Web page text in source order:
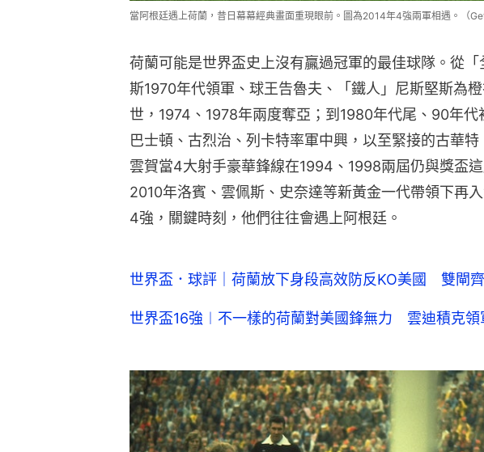
當阿根廷遇上荷蘭，昔日幕幕經典畫面重現眼前。圖為2014年4強兩軍相遇。（
荷蘭可能是世界盃史上沒有贏過冠軍的最佳球隊。從
斯1970年代領軍、球王告魯夫、「鐵人」尼斯堅斯為
世，1974、1978年兩度奪亞；到1980年代尾、90年代
巴士頓、古烈治、列卡特率軍中興，以至緊接的古華特
雲賀當4大射手豪華鋒線在1994、1998兩屆仍與獎盃
2010年洛賓、雲佩斯、史奈達等新黃金一代帶領下再
4強，關鍵時刻，他們往往會遇上阿根廷。
世界盃．球評｜荷蘭放下身段高效防反KO美國 雙閘
世界盃16強︱不一樣的荷蘭對美國鋒無力 雲迪積克領